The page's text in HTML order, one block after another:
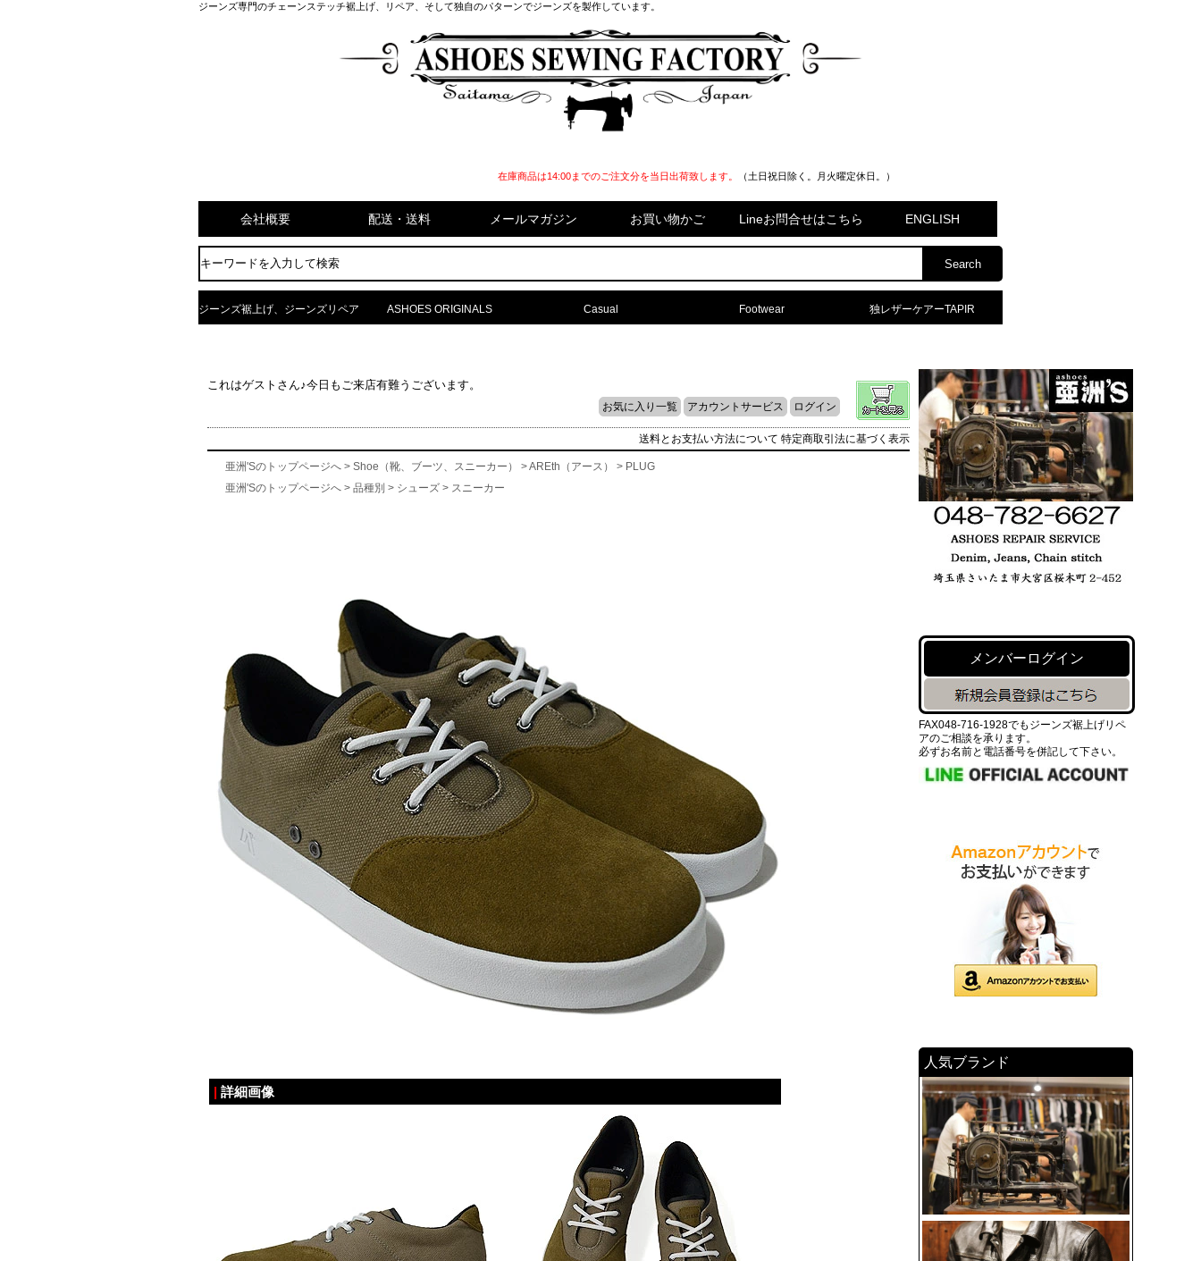
ジーンズ専門のチェーンステッチ裾上げ、リペア、そして独自のパターンでジーンズを製作しています。
在庫商品は14:00までのご注文分を当日出荷致します。 （土日祝日除く。月火曜定休日。）
会社概要 配送・送料 メールマガジン お買い物かご Lineお問合せはこちら ENGLISH
ジーンズ裾上げ、ジーンズリペア ASHOES ORIGINALS Casual Footwear 独レザーケアーTAPIR
これはゲストさん♪今日もご来店有難うございます。
お気に入り一覧 アカウントサービス ログイン
送料とお支払い方法について 特定商取引法に基づく表示
亜洲'Sのトップページへ > Shoe（靴、ブーツ、スニーカー） >AREth（アース） > PLUG
亜洲'Sのトップページへ > 品種別 > シューズ > スニーカー
| 詳細画像
メンバーログイン
FAX048-716-1928でもジーンズ裾上げリペ
アのご相談を承ります。
必ずお名前と電話番号を併記して下さい。
人気ブランド